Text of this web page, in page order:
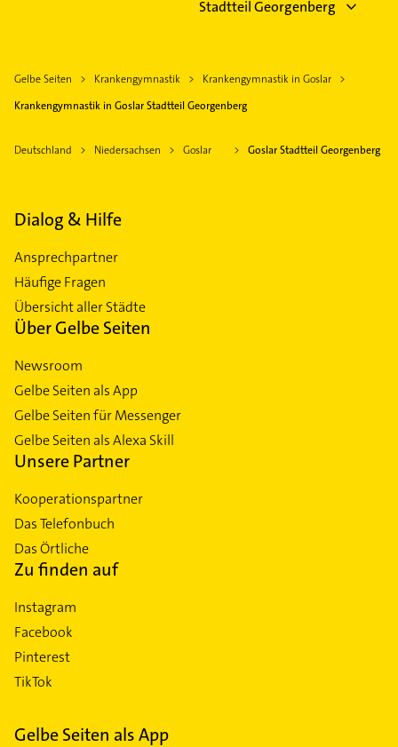
Stadtteil Georgenberg
Gelbe Seiten Krankengymnastik
Krankengymnastik in Goslar
Krankengymnastik in Goslar Stadtteil Georgenberg
Deutschland Niedersachsen Goslar Goslar Stadtteil Georgenberg
Dialog & Hilfe
Ansprechpartner
Häufige Fragen
Übersicht aller Städte
Über Gelbe Seiten
Newsroom
Gelbe Seiten als App
Gelbe Seiten für Messenger
Gelbe Seiten als Alexa Skill
Unsere Partner
Kooperationspartner
Das Telefonbuch
Das Örtliche
Zu finden auf
Instagram
Facebook
Pinterest
TikTok
Gelbe Seiten als App